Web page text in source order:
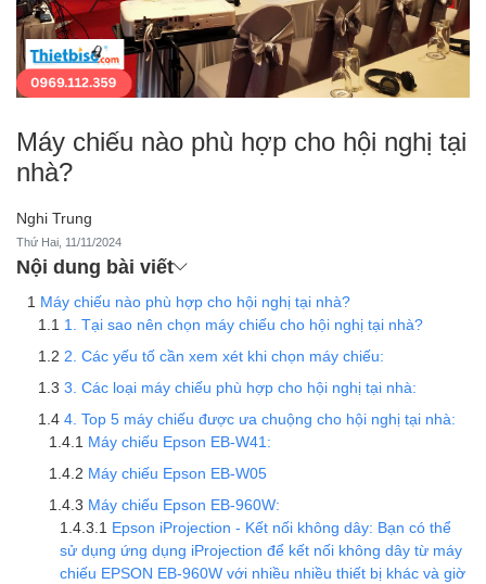
Máy chiếu nào phù hợp cho hội nghị tại
nhà?
Nghi Trung
Thứ Hai, 11/11/2024
Nội dung bài viết
Máy chiếu nào phù hợp cho hội nghị tại nhà?
1. Tại sao nên chọn máy chiếu cho hội nghị tại nhà?
2. Các yếu tố cần xem xét khi chọn máy chiếu:
3. Các loại máy chiếu phù hợp cho hội nghị tại nhà:
4. Top 5 máy chiếu được ưa chuộng cho hội nghị tại nhà:
Máy chiếu Epson EB-W41:
Máy chiếu Epson EB-W05
Máy chiếu Epson EB-960W:
Epson iProjection - Kết nối không dây: Bạn có thể
sử dụng ứng dụng iProjection để kết nối không dây từ máy
chiếu EPSON EB-960W với nhiều nhiều thiết bị khác và giờ